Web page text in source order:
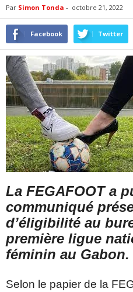
Par Simon Tonda - octobre 21, 2022
Facebook Twitter
La FEGAFOOT a
communiqué
d’éligibilité au
première ligue
féminin au Gabon.
Selon le papier de la